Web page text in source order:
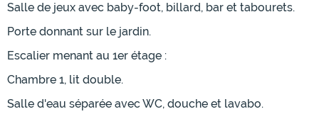
Salle de jeux avec baby-foot, billard, bar et tabourets.
Porte donnant sur le jardin.
Escalier menant au 1er étage :
Chambre 1, lit double.
Salle d'eau séparée avec WC, douche et lavabo.